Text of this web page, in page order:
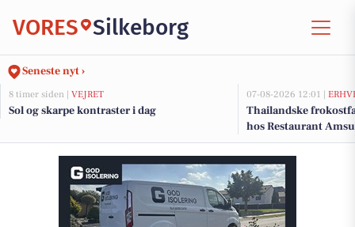
VORES Silkeborg
Seneste nyt ›
8 timer siden | VEJRET
Sol og skarpe kontraster i dag
07-08-2026 12:01 |
Thailandske
hos Restaurant